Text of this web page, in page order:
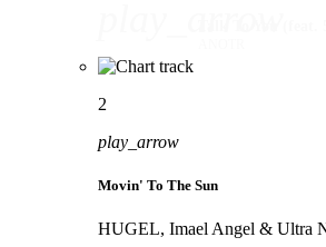
2
play_arrow
Movin' To The Sun
HUGEL, Imael Angel & Ultra